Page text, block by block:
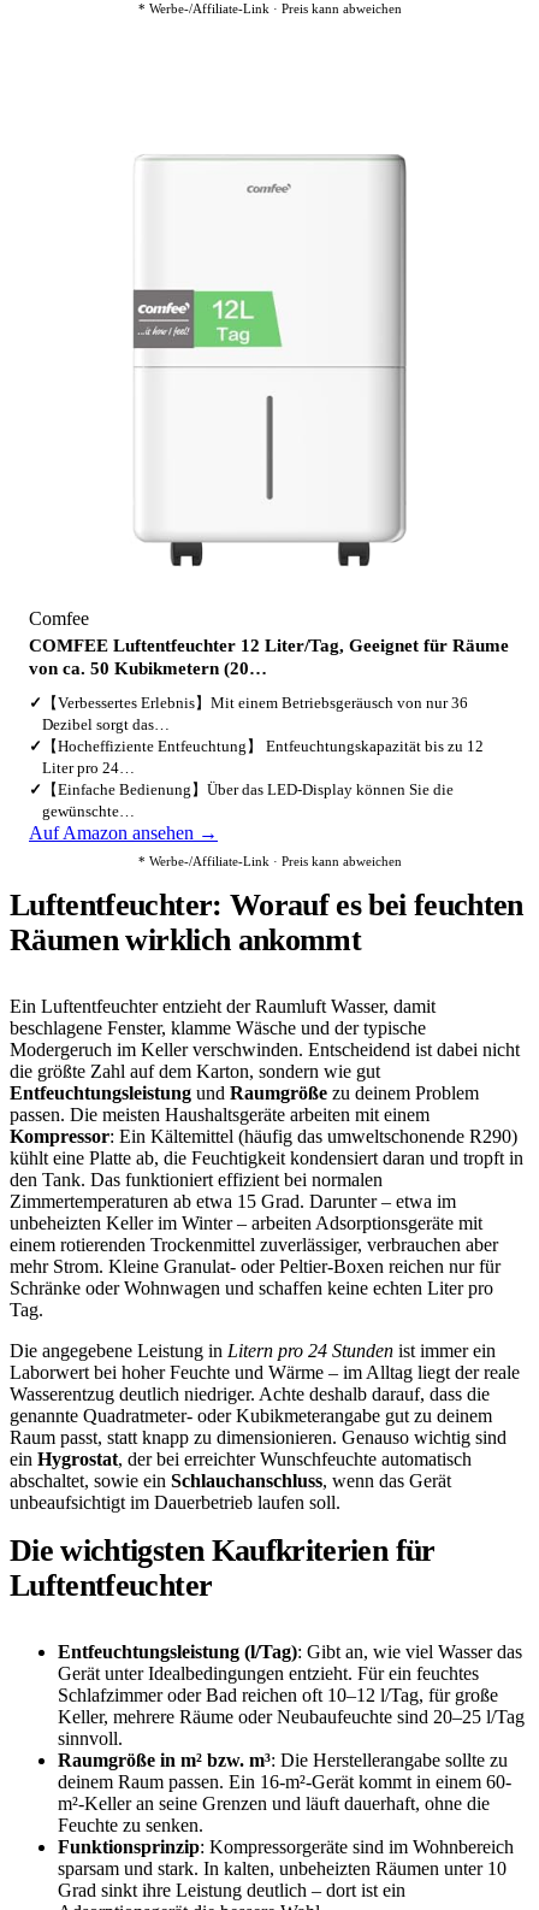
* Werbe-/Affiliate-Link · Preis kann abweichen
Comfee
COMFEE Luftentfeuchter 12 Liter/Tag, Geeignet für Räume
von ca. 50 Kubikmetern (20…
✓
【Verbessertes Erlebnis】Mit einem Betriebsgeräusch von nur 36
Dezibel sorgt das…
✓
【Hocheffiziente Entfeuchtung】 Entfeuchtungskapazität bis zu 12
Liter pro 24…
✓
【Einfache Bedienung】Über das LED-Display können Sie die
gewünschte…
Auf Amazon ansehen →
* Werbe-/Affiliate-Link · Preis kann abweichen
Luftentfeuchter: Worauf es bei feuchten
Räumen wirklich ankommt
Ein Luftentfeuchter entzieht der Raumluft Wasser, damit
beschlagene Fenster, klamme Wäsche und der typische
Modergeruch im Keller verschwinden. Entscheidend ist dabei nicht
die größte Zahl auf dem Karton, sondern wie gut
Entfeuchtungsleistung und Raumgröße zu deinem Problem
passen. Die meisten Haushaltsgeräte arbeiten mit einem
Kompressor: Ein Kältemittel (häufig das umweltschonende R290)
kühlt eine Platte ab, die Feuchtigkeit kondensiert daran und tropft in
den Tank. Das funktioniert effizient bei normalen
Zimmertemperaturen ab etwa 15 Grad. Darunter – etwa im
unbeheizten Keller im Winter – arbeiten Adsorptionsgeräte mit
einem rotierenden Trockenmittel zuverlässiger, verbrauchen aber
mehr Strom. Kleine Granulat- oder Peltier-Boxen reichen nur für
Schränke oder Wohnwagen und schaffen keine echten Liter pro
Tag.
Die angegebene Leistung in Litern pro 24 Stunden ist immer ein
Laborwert bei hoher Feuchte und Wärme – im Alltag liegt der reale
Wasserentzug deutlich niedriger. Achte deshalb darauf, dass die
genannte Quadratmeter- oder Kubikmeterangabe gut zu deinem
Raum passt, statt knapp zu dimensionieren. Genauso wichtig sind
ein Hygrostat, der bei erreichter Wunschfeuchte automatisch
abschaltet, sowie ein Schlauchanschluss, wenn das Gerät
unbeaufsichtigt im Dauerbetrieb laufen soll.
Die wichtigsten Kaufkriterien für
Luftentfeuchter
Entfeuchtungsleistung (l/Tag): Gibt an, wie viel Wasser das
Gerät unter Idealbedingungen entzieht. Für ein feuchtes
Schlafzimmer oder Bad reichen oft 10–12 l/Tag, für große
Keller, mehrere Räume oder Neubaufeuchte sind 20–25 l/Tag
sinnvoll.
Raumgröße in m² bzw. m³: Die Herstellerangabe sollte zu
deinem Raum passen. Ein 16-m²-Gerät kommt in einem 60-
m²-Keller an seine Grenzen und läuft dauerhaft, ohne die
Feuchte zu senken.
Funktionsprinzip: Kompressorgeräte sind im Wohnbereich
sparsam und stark. In kalten, unbeheizten Räumen unter 10
Grad sinkt ihre Leistung deutlich – dort ist ein